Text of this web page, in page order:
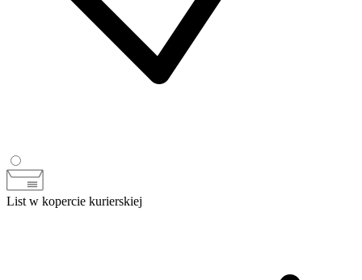
List w kopercie kurierskiej